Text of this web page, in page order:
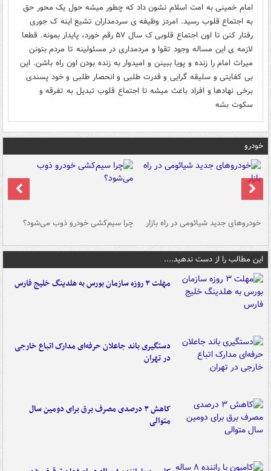
امام خمینی به امت اسلام نشون داد که چطور میشه حول یک محور حق
به اجتماع قلوب رسید. امردز وظیفه ی سردمداران تشیع اینه ک جوری
رفتار کنن تا اون اجتماع قلوبی ک سال ۵۷ رقم خورد، پایدار بمونه. قطعا
لازمه ی این مساله وجود تقوا و مردمداری در مسئولینه تا مردم بتونن
میراث امام را زنده و پویا ببینن و امیدوار به زنده بودن اون راه باشن. این
بی کفایتی و سلیقه گرایی و قدرت طلبی و انحصار طلبی و خود پسندی
برخی نهادها و افراد باعث میشه تا اجتماع قلوب تبدیل به تفرقه و
سکوت بشه
خودرو
خودروهای جدید شیائومی در راه بازار چرا سیم‌کشی خودرو ذوب می‌شود؟
این مطالب را از دست ندهید....
مهلت ۳ روزه سازمان بورس به هلدینگ خلیج فارس
دستگیری باند جاعلان حرفه‌ای مدارک اتباع خارجی
در تهران
کاهش ۳ درصدی مصرف برق برای دومین سال
متوالی